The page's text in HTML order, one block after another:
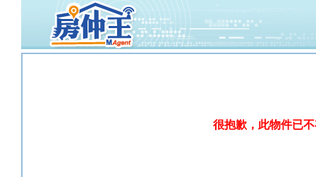
很抱歉，此物件已